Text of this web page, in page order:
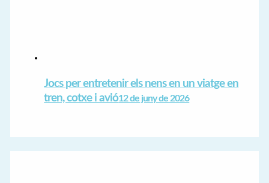
Jocs per entretenir els nens en un viatge en
tren, cotxe i avió12 de juny de 2026